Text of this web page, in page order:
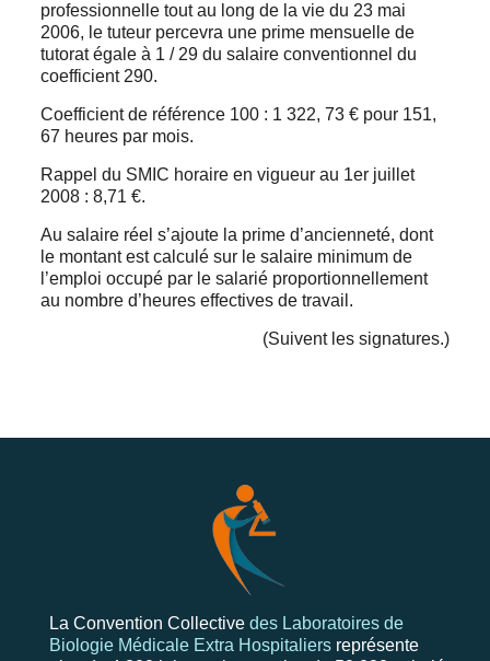
professionnelle tout au long de la vie du 23 mai
2006, le tuteur percevra une prime mensuelle de
tutorat égale à 1 / 29 du salaire conventionnel du
coefficient 290.
Coefficient de référence 100 : 1 322, 73 € pour 151,
67 heures par mois.
Rappel du SMIC horaire en vigueur au 1er juillet
2008 : 8,71 €.
Au salaire réel s’ajoute la prime d’ancienneté, dont
le montant est calculé sur le salaire minimum de
l’emploi occupé par le salarié proportionnellement
au nombre d’heures effectives de travail.
(Suivent les signatures.)
La Convention Collective des Laboratoires de
Biologie Médicale Extra Hospitaliers représente